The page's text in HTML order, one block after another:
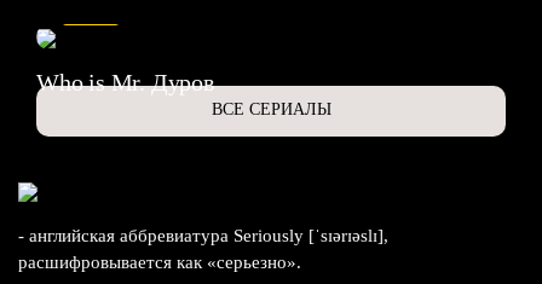
Who is Mr. Дуров
ВСЕ СЕРИАЛЫ
- английская аббревиатура Seriously [ˈsɪərɪəslɪ],
расшифровывается как «серьезно».